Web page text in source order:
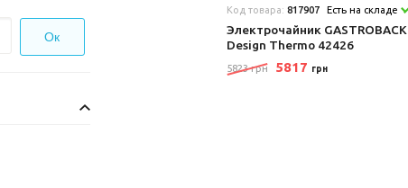
Ок
Код товара: 817907 Есть на складе
Электрочайник GASTROBACK
Design Thermo 42426
5823 грн 5817 грн